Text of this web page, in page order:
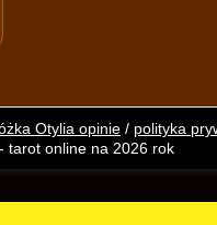
Otylia opinie / polityka
tarot online na 2026 rok